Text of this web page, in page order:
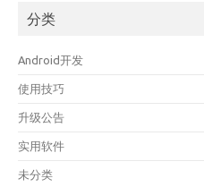
分类
Android开发
使用技巧
升级公告
实用软件
未分类